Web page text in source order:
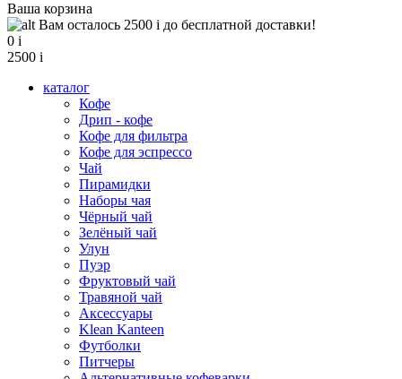
Ваша корзина
Вам осталось 2500 i до бесплатной доставки!
0 i
2500 i
каталог
Кофе
Дрип - кофе
Кофе для фильтра
Кофе для эспрессо
Чай
Пирамидки
Наборы чая
Чёрный чай
Зелёный чай
Улун
Пуэр
Фруктовый чай
Травяной чай
Аксессуары
Klean Kanteen
Футболки
Питчеры